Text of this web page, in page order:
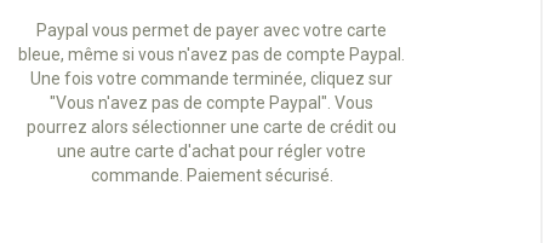
Paypal vous permet de payer avec votre carte
bleue, même si vous n'avez pas de compte Paypal.
Une fois votre commande terminée, cliquez sur
"Vous n'avez pas de compte Paypal". Vous
pourrez alors sélectionner une carte de crédit ou
une autre carte d'achat pour régler votre
commande. Paiement sécurisé.